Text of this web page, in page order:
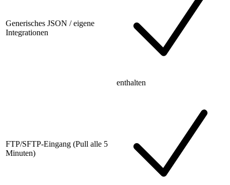
Generisches JSON / eigene
Integrationen
enthalten
FTP/SFTP-Eingang (Pull alle 5
Minuten)